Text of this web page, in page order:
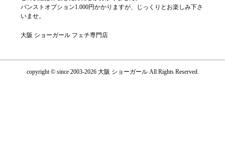
パンストオプション1.000円かかりますが、じっくりとお楽しみ下さ
いませ。
大阪 ショーガール フェチ専門店
copyright © since 2003-2026 大阪 ショーガール All Rights Reserved.